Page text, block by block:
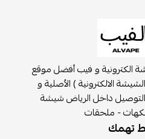
و فيب أفضل موقع
) الأصلية و
داخل الرياض شيشة
- ملحقات